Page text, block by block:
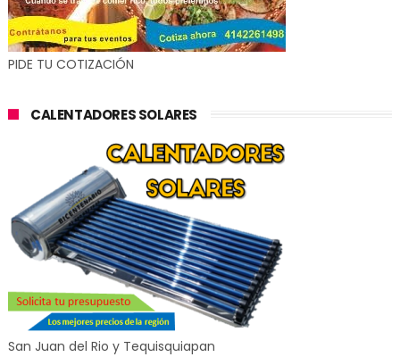
PIDE TU COTIZACIÓN
CALENTADORES SOLARES
San Juan del Rio y Tequisquiapan